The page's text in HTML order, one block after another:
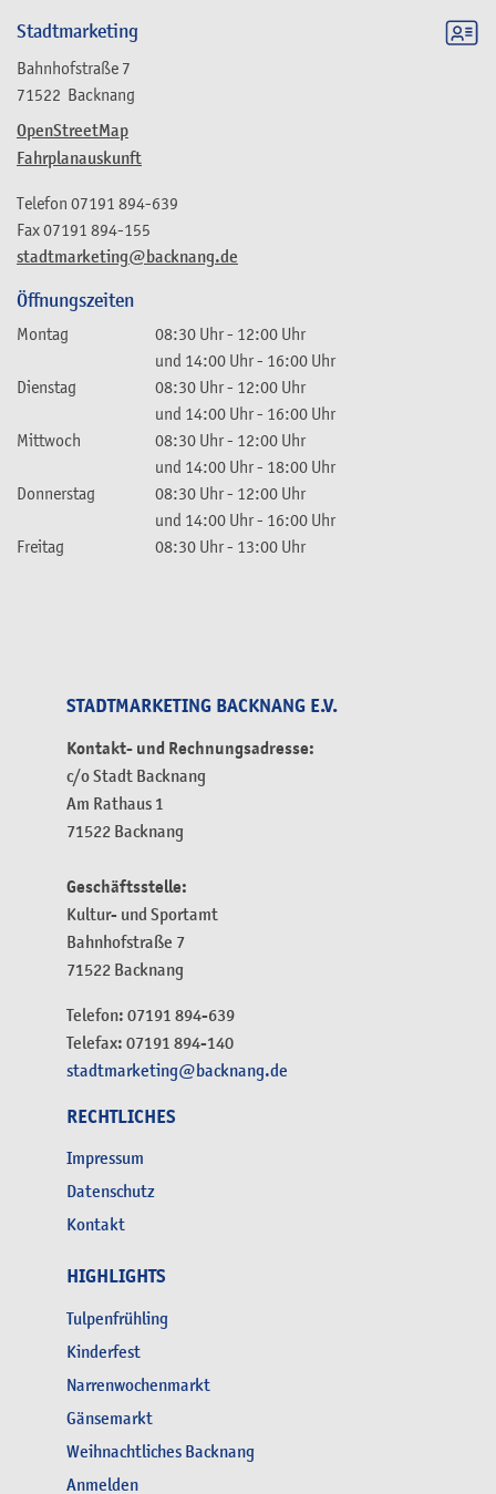
Stadtmarketing
Bahnhofstraße 7
71522 Backnang
OpenStreetMap
Fahrplanauskunft
stadtmarketing@backnang.de
Telefon 07191 894-639
Fax07191 894-155
Öffnungszeiten
Montag 08:30 Uhr- 12:00 Uhr
und 14:00 Uhr- 16:00 Uhr
Dienstag
08:30 Uhr- 12:00 Uhr
und 14:00 Uhr- 16:00 Uhr
Mittwoch
08:30 Uhr- 12:00 Uhr
und 14:00 Uhr- 18:00 Uhr
Donnerstag
08:30 Uhr- 12:00 Uhr
und 14:00 Uhr- 16:00 Uhr
Freitag
08:30 Uhr- 13:00 Uhr
STADTMARKETING BACKNANG E.V.
Kontakt- und Rechnungsadresse:
c/o Stadt Backnang
Am Rathaus 1
71522 Backnang
Geschäftsstelle:
Kultur- und Sportamt
Bahnhofstraße 7
71522 Backnang
Telefon: 07191 894-639
Telefax: 07191 894-140
stadtmarketing@backnang.de
RECHTLICHES
Impressum
Datenschutz
Kontakt
HIGHLIGHTS
Tulpenfrühling
Kinderfest
Narrenwochenmarkt
Gänsemarkt
Weihnachtliches Backnang
Anmelden